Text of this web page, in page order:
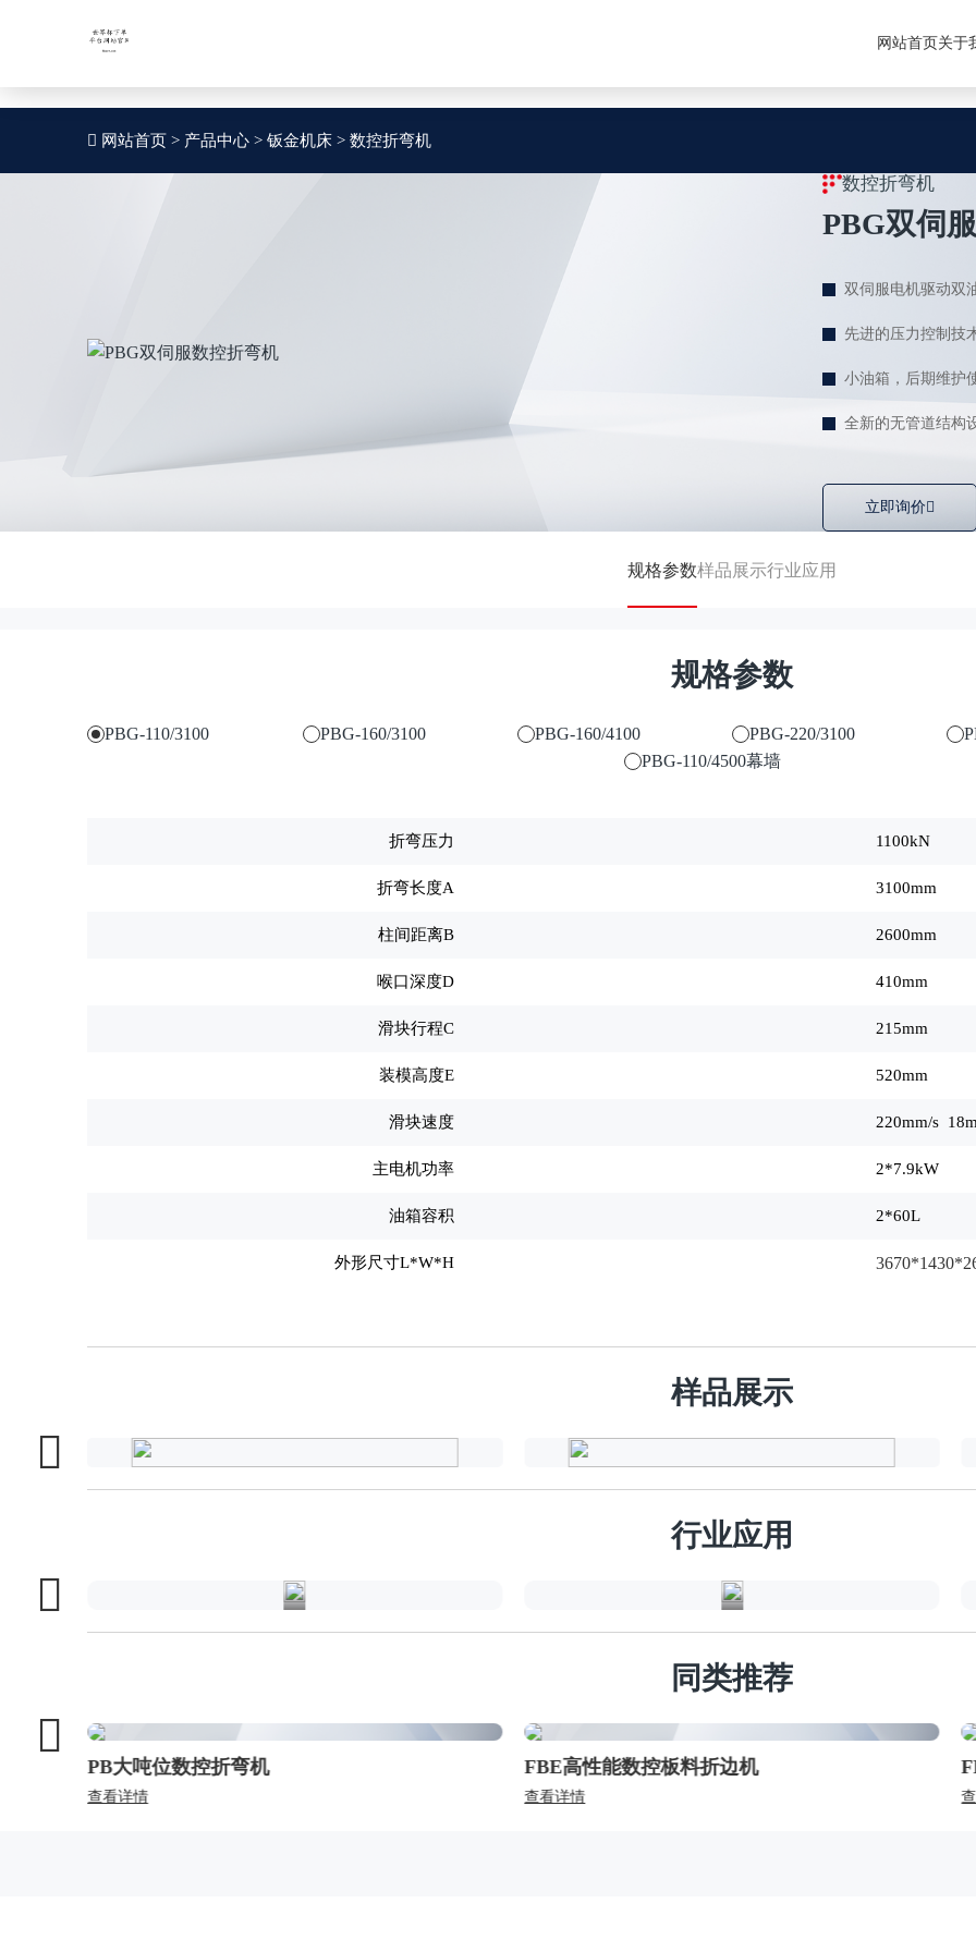
网站首页关于
网站首页 > 产品中心 > 钣金机床 > 数控折弯机
数控折弯机
PBG双伺
双伺服电机驱动双油
先进的压力控制技
小油箱，后期维护
全新的无管道结构
立即询价
规格参数样品展示行业应用
规格参数
PBG-110/3100 PBG-160/3100 PBG-160/4100 PBG-220/3100
PBG-110/4500幕墙
折弯压力 1100kN
折弯长度A 3100mm
柱间距离B 2600mm
喉口深度D 410mm
滑块行程C 215mm
装模高度E 520mm
滑块速度 220mm/s
主电机功率 2*7.9kW
油箱容积 2*60L
外形尺寸L*W*H
样品展示
行业应用
属
新
源
同类推荐
PB大吨位数控折弯机
查看详情
FBE高性能数控板料折边机
查看详情